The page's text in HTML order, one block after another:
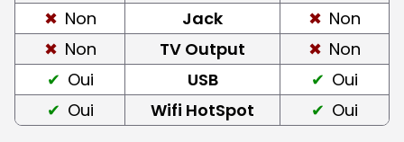
Non
Jack
Non
Non
TV Output
Non
Oui
USB
Oui
Oui
Wifi HotSpot Oui